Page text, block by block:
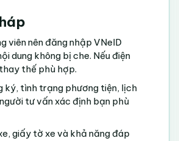
viên nên đăng nhập VNeID
dung không bị che. Nếu điện
thế phù hợp.
ký, tình trạng phương tiện, lịch
tư vấn xác định bạn phù
giấy tờ xe và khả năng đáp